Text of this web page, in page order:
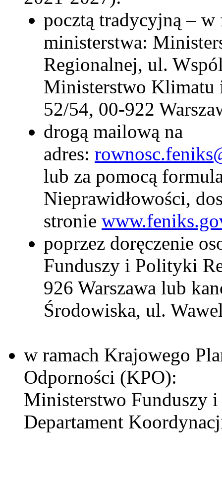
pocztą tradycyjną –
ministerstwa:
Regionalnej, ul.
Ministerstwo Klimatu
52/54, 00-922
drogą mailową na
adres:
lub za pomocą
Nieprawidłowości,
stronie
poprzez doręczenie
Funduszy i Polityki
926 Warszawa lub
Środowiska, ul.
w ramach Krajowego
Odporności (KPO):
Ministerstwo Funduszy
Departament